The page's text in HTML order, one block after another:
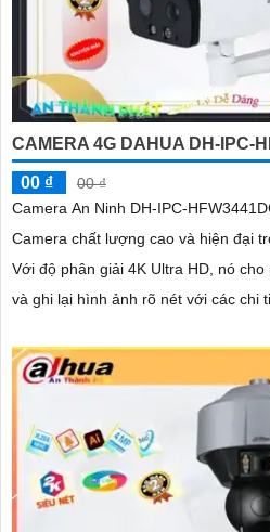
CAMERA 4G DAHUA DH-IPC-
00 ₫
00 ₫
Camera An Ninh DH-IPC-
Camera chất lượng cao và hiện đại
Với độ phân giải 4K Ultra HD, nó
và ghi lại hình ảnh rõ nét với các chi